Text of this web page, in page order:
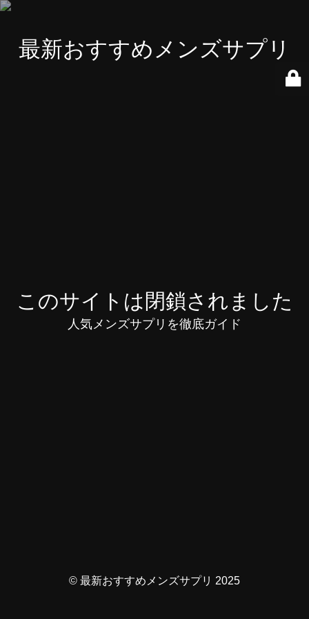
最新おすすめメンズサプリ
このサイトは閉鎖されました
人気メンズサプリを徹底ガイド
© 最新おすすめメンズサプリ 2025